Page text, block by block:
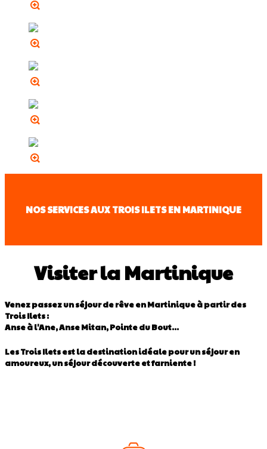
NOS SERVICES AUX TROIS ILETS EN MARTINIQUE
Visiter la Martinique
Venez passez un séjour de rêve en Martinique à partir des
Trois Ilets :
Anse à l'Ane, Anse Mitan, Pointe du Bout...
Les Trois Ilets est la destination idéale pour un séjour en
amoureux, un séjour découverte et farniente !